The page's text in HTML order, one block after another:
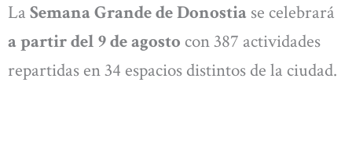
La Semana Grande de Donostia se celebrará
a partir del 9 de agosto con 387 actividades
repartidas en 34 espacios distintos de la ciudad.